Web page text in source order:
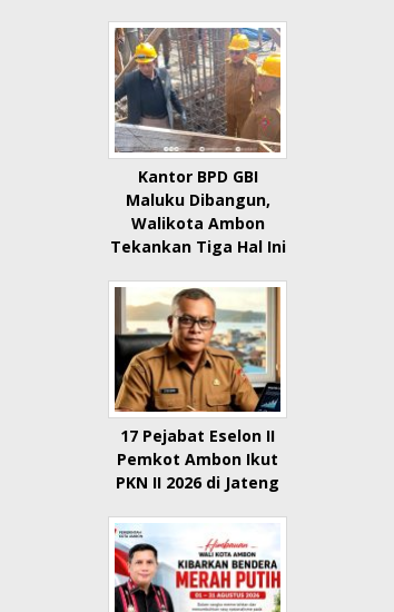
Kantor BPD GBI
Maluku Dibangun,
Walikota Ambon
Tekankan Tiga Hal Ini
17 Pejabat Eselon II
Pemkot Ambon Ikut
PKN II 2026 di Jateng